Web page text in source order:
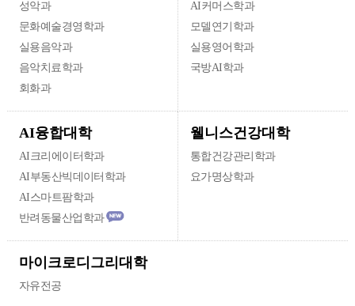
성악과
문화예술경영학과
실용음악과
음악치료학과
회화과
AI커머스학과
모델연기학과
실용영어학과
국방AI학과
AI융합대학
AI크리에이터학과
AI부동산빅데이터학과
AI스마트팜학과
반려동물산업학과
웰니스건강대학
통합건강관리학과
요가명상학과
마이크로디그리대학
자유전공